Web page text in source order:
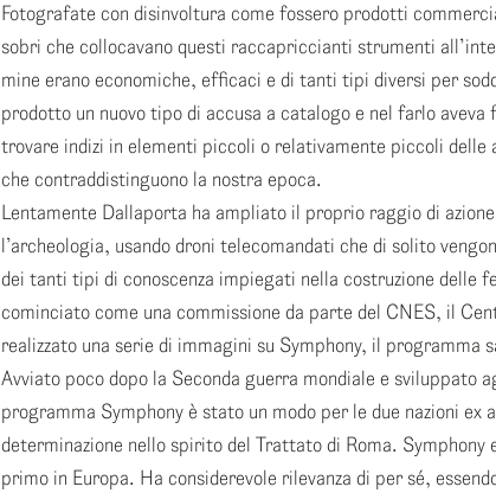
Fotografate con disinvoltura come fossero prodotti
sobri che collocavano questi raccapriccianti strumenti
mine erano economiche, efficaci e di tanti tipi diversi per
prodotto un nuovo tipo di accusa a catalogo e nel farlo
trovare indizi in elementi piccoli o relativamente piccoli
che contraddistinguono la nostra epoca.
Lentamente Dallaporta ha ampliato il proprio raggio di
l’archeologia, usando droni telecomandati che di solito
dei tanti tipi di conoscenza impiegati nella costruzione delle
cominciato come una commissione da parte del CNES, il
realizzato una serie di immagini su Symphony, il programma
Avviato poco dopo la Seconda guerra mondiale e sviluppato
programma Symphony è stato un modo per le due nazioni ex
determinazione nello spirito del Trattato di Roma.
primo in Europa. Ha considerevole rilevanza di per sé,